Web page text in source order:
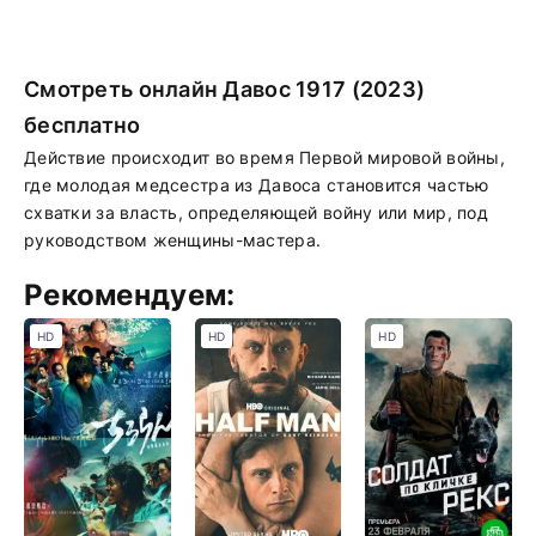
Смотреть онлайн Давос 1917 (2023)
бесплатно
Действие происходит во время Первой мировой войны,
где молодая медсестра из Давоса становится частью
схватки за власть, определяющей войну или мир, под
руководством женщины-мастера.
Рекомендуем:
HD HD HD